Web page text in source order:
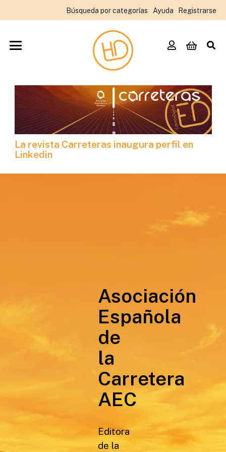
Búsqueda por categorías Ayuda Registrarse
La revista Carreteras inaugura perfil en
Linkedin
Asociación
Española
de
la
Carretera
AEC
Editora
de la